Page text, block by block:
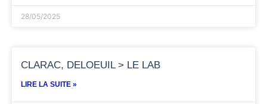
28/05/2025
CLARAC, DELOEUIL > LE LAB
LIRE LA SUITE »